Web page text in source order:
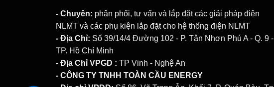
- Chuyên: phân phối, tư vấn và lắp đặt các giải pháp điện
NLMT và các phụ kiện lắp đặt cho hệ thống điện NLMT
- Địa Chỉ: Số 39/14/4 Đường 102 - P. Tân Nhơn Phú A - Q. 9 -
TP. Hồ Chí Minh
- Địa Chỉ VPGD : TP Vinh - Nghệ An
- CÔNG TY TNHH TOÀN CẦU ENERGY